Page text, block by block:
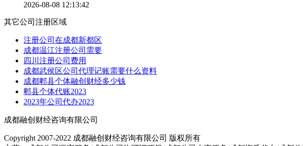
2026-08-08 12:13:42
其它公司注册区域
注册公司在成都新都区
成都温江注册公司需要
四川注册公司费用
成都武侯区公司代理记账需要什么资料
成都郫县个体融创财经多少钱
郫县个体代账2023
2023年公司代办2023
成都融创财经咨询有限公司
Copyright 2007-2022 成都融创财经咨询有限公司 版权所有